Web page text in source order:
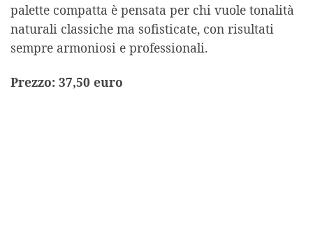
palette compatta è pensata per chi vuole tonalità
naturali classiche ma sofisticate, con risultati
sempre armoniosi e professionali.
Prezzo: 37,50 euro